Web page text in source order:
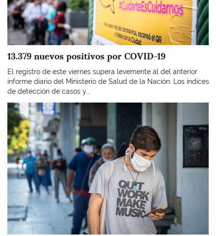
13.379 nuevos positivos por COVID-19
El registro de este viernes supera levemente al del anterior
informe diario del Ministerio de Salud de la Nación. Los índices
de detección de casos y...
Imagen